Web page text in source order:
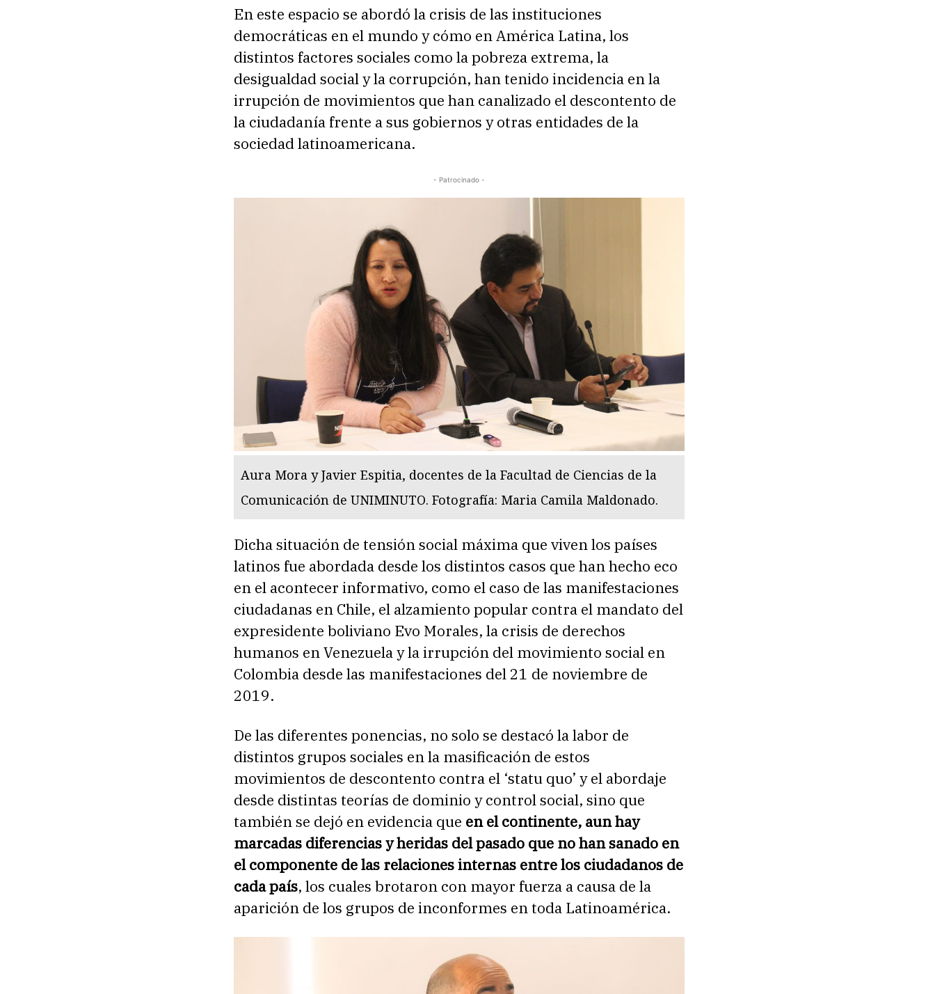
En este espacio se abordó la crisis de las instituciones
democráticas en el mundo y cómo en América Latina, los
distintos factores sociales como la pobreza extrema, la
desigualdad social y la corrupción, han tenido incidencia en la
irrupción de movimientos que han canalizado el descontento de
la ciudadanía frente a sus gobiernos y otras entidades de la
sociedad latinoamericana.
- Patrocinado -
Aura Mora y Javier Espitia, docentes de la Facultad de Ciencias de la
Comunicación de UNIMINUTO. Fotografía: Maria Camila Maldonado.
Dicha situación de tensión social máxima que viven los países
latinos fue abordada desde los distintos casos que han hecho eco
en el acontecer informativo, como el caso de las manifestaciones
ciudadanas en Chile, el alzamiento popular contra el mandato del
expresidente boliviano Evo Morales, la crisis de derechos
humanos en Venezuela y la irrupción del movimiento social en
Colombia desde las manifestaciones del 21 de noviembre de
2019.
De las diferentes ponencias, no solo se destacó la labor de
distintos grupos sociales en la masificación de estos
movimientos de descontento contra el ‘statu quo’ y el abordaje
desde distintas teorías de dominio y control social, sino que
también se dejó en evidencia que en el continente, aun hay
marcadas diferencias y heridas del pasado que no han sanado en
el componente de las relaciones internas entre los ciudadanos de
cada país, los cuales brotaron con mayor fuerza a causa de la
aparición de los grupos de inconformes en toda Latinoamérica.